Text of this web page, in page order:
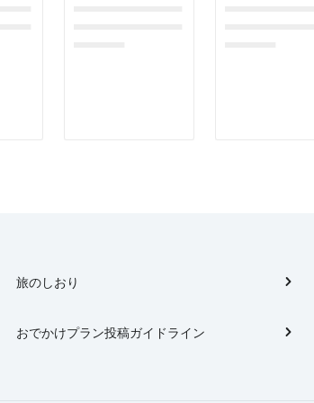
旅のしおり
おでかけプラン投稿ガイドライン